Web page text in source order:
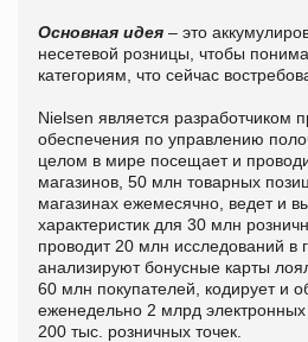
Основная идея – это
несетевой розницы, чтобы
категориям, что сейчас
Nielsen является разработчиком
обеспечения по управлению
целом в мире посещает и
магазинов, 50 млн товарных
магазинах ежемесячно, ведет и
характеристик для 30 млн
проводит 20 млн исследований в
анализируют бонусные карты
60 млн покупателей, кодирует и
еженедельно 2 млрд
200 тыс. розничных точек.